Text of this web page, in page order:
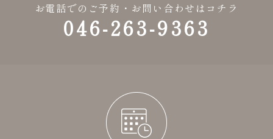
お電話でのご予約・お問い合わせはコチラ
046-263-9363